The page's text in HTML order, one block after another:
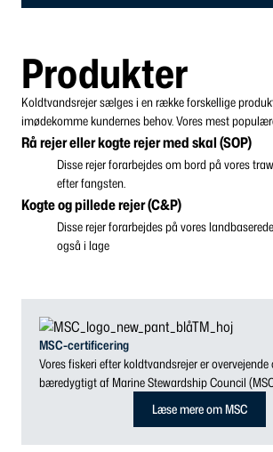
Produkter
Koldtvandsrejer sælges i en række forskellige
imødekomme kundernes behov. Voresmest
Rå rejer eller kogte rejer med skal (SOP)
Disse rejer forarbejdes om bord på vores
efter fangsten.
Kogte og pillede rejer (C&P)
Disse rejer forarbejdes på vores
også i lage
MSC-certificering
Vores fiskeri efter koldtvandsrejer er
bæredygtigt af Marine Stewardship Council
Læse mere om MSC